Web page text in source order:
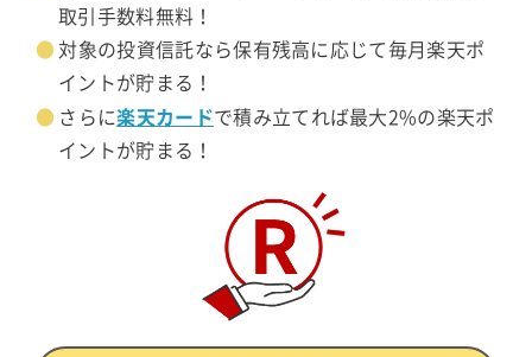
取引手数料無料！
対象の投資信託なら保有残高に応じて毎月楽天ポ
イントが貯まる！
さらに楽天カードで積み立てれば最大2%の楽天ポ
イントが貯まる！